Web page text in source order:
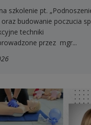
szkolenie pt.
budowanie poczucia
techniki
przez mgr...